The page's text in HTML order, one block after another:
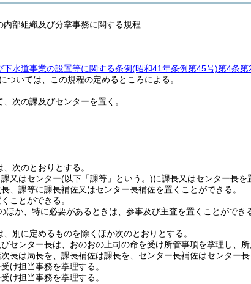
内部組織及び分掌事務に関する規程
下水道事業の設置等に関する条例(昭和41年条例第45号)第4条第
ついては、この規程の定めるところによる。
次の課及びセンターを置く。
次のとおりとする。
又はセンター(以下「課等」という。)に課長又はセンター長を
、課等に課長補佐又はセンター長補佐を置くことができる。
ことができる。
ほか、特に必要があるときは、参事及び主査を置くことができ
別に定めるものを除くほか次のとおりとする。
センター長は、おのおの上司の命を受け所管事項を掌理し、
長は局長を、課長補佐は課長を、センター長補佐はセンター
け担当事務を掌理する。
け担当事務を掌理する。